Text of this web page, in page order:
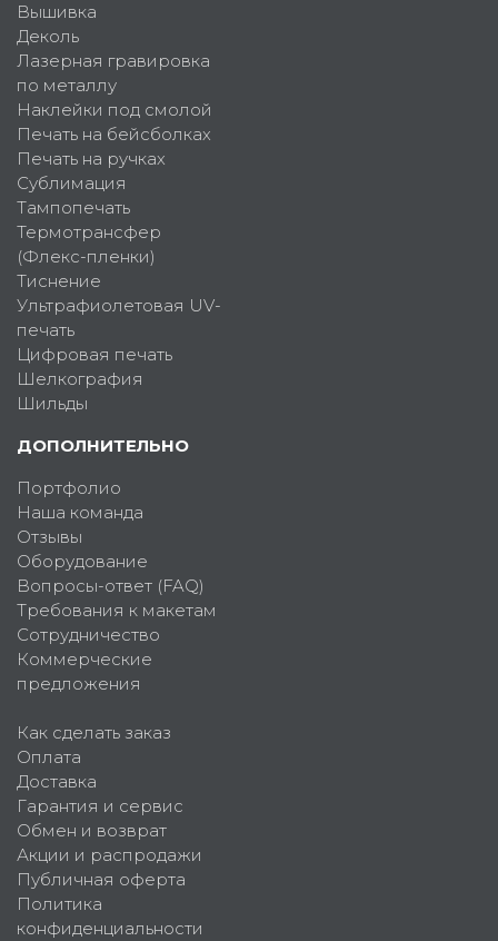
Вышивка
Деколь
Лазерная гравировка
по металлу
Наклейки под смолой
Печать на бейсболках
Печать на ручках
Сублимация
Тампопечать
Термотрансфер
(Флекс-пленки)
Тиснение
Ультрафиолетовая UV-
печать
Цифровая печать
Шелкография
Шильды
ДОПОЛНИТЕЛЬНО
Портфолио
Наша команда
Отзывы
Оборудование
Вопросы-ответ (FAQ)
Требования к макетам
Сотрудничество
Коммерческие
предложения
Как сделать заказ
Оплата
Доставка
Гарантия и сервис
Обмен и возврат
Акции и распродажи
Публичная оферта
Политика
конфиденциальности